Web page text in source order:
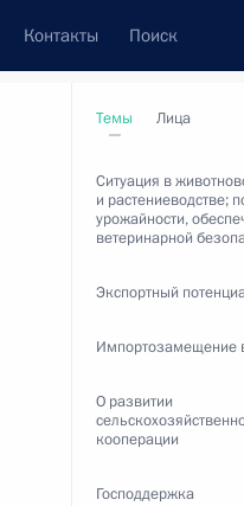
Контакты Поиск
Комиссии и советы
октябрь, 2017
Темы
Ситуация в
и растениеводстве;
урожайности,
ветеринарной
Экспортный
Импортозамещение
О развитии
кооперации
Господдержка
Лица